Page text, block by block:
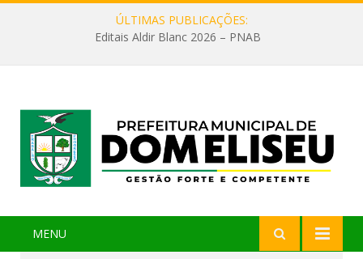
ÚLTIMAS PUBLICAÇÕES:
Editais Aldir Blanc 2026 – PNAB
MENU